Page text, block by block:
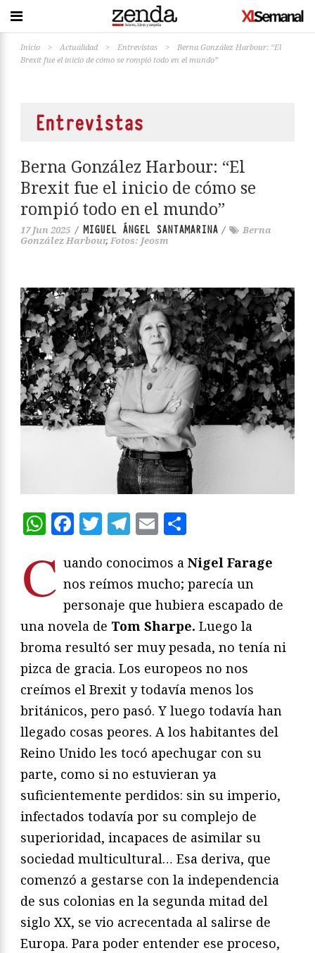
Inicio > Actualidad > Entrevistas >
Berna González Harbour: “El
Brexit fue el inicio de cómo se rompió todo en el mundo”
Entrevistas
Berna González Harbour: “El
Brexit fue el inicio de cómo se
rompió todo en el mundo”
17 Jun 2025 / MIGUEL ÁNGEL SANTAMARINA /
Berna
González Harbour, Fotos: Jeosm
WhatsApp
Facebook
Twitter
Telegram
Email
C uando conocimos a Nigel Farage
nos reímos mucho; parecía un
personaje que hubiera escapado de
una novela de Tom Sharpe. Luego la
broma resultó ser muy pesada, no tenía ni
pizca de gracia. Los europeos no nos
creímos el Brexit y todavía menos los
británicos, pero pasó. Y luego todavía han
llegado cosas peores. A los habitantes del
Reino Unido les tocó apechugar con su
parte, como si no estuvieran ya
suficientemente perdidos: sin su imperio,
infectados todavía por su complejo de
superioridad, incapaces de asimilar su
sociedad multicultural… Esa deriva, que
comenzó a gestarse con la independencia
de sus colonias en la segunda mitad del
siglo XX, se vio acrecentada al salirse de
Europa. Para poder entender ese proceso,